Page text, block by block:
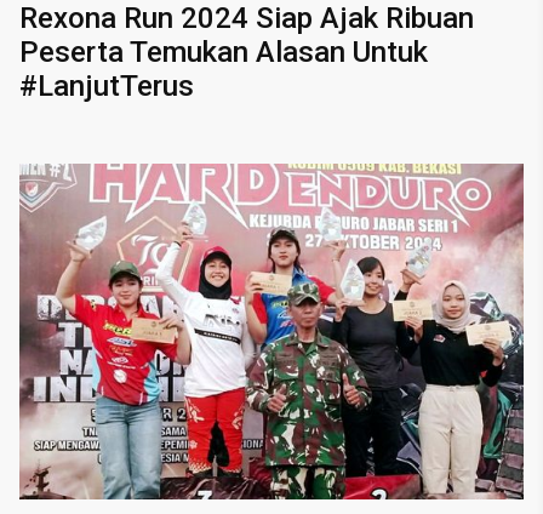
Rexona Run 2024 Siap Ajak Ribuan
Peserta Temukan Alasan Untuk
#LanjutTerus